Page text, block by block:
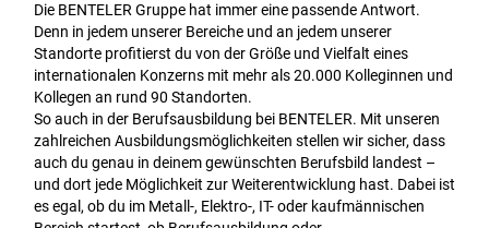
Die BENTELER Gruppe hat immer eine passende Antwort.
Denn in jedem unserer Bereiche und an jedem unserer
Standorte profitierst du von der Größe und Vielfalt eines
internationalen Konzerns mit mehr als 20.000 Kolleginnen und
Kollegen an rund 90 Standorten.
So auch in der Berufsausbildung bei BENTELER. Mit unseren
zahlreichen Ausbildungsmöglichkeiten stellen wir sicher, dass
auch du genau in deinem gewünschten Berufsbild landest –
und dort jede Möglichkeit zur Weiterentwicklung hast. Dabei ist
es egal, ob du im Metall-, Elektro-, IT- oder kaufmännischen